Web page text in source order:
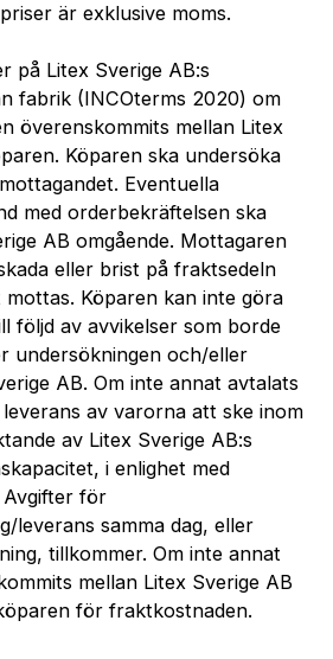
är exklusive moms.
på Litex Sverige AB:s
fabrik (INCOterms 2020) om
överenskommits mellan Litex
Köparen ska undersöka
Eventuella
med orderbekräftelsen ska
AB omgående. Mottagaren
eller brist på fraktsedeln
Köparen kan inte göra
följd av avvikelser som borde
undersökningen och/eller
AB. Om inte annat avtalats
av varorna att ske inom
av Litex Sverige AB:s
i enlighet med
för
leverans samma dag, eller
tillkommer. Om inte annat
mellan Litex Sverige AB
för fraktkostnaden.